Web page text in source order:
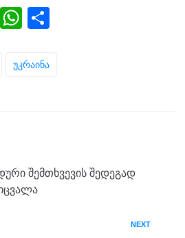
T
W
at
Უკრაინა
შემთხვევის შედეგად
NEXT